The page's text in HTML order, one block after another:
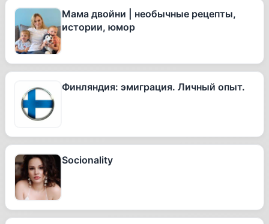
Мама двойни | необычные рецепты,
истории, юмор
Финляндия: эмиграция. Личный опыт.
Socionality